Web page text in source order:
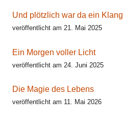
Und plötzlich war da ein Klang
veröffentlicht am 21. Mai 2025
Ein Morgen voller Licht
veröffentlicht am 24. Juni 2025
Die Magie des Lebens
veröffentlicht am 11. Mai 2026